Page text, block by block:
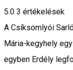
5.0 3 értékelések
A Csíksomlyói
Mária-kegyhely
egyben Erdély